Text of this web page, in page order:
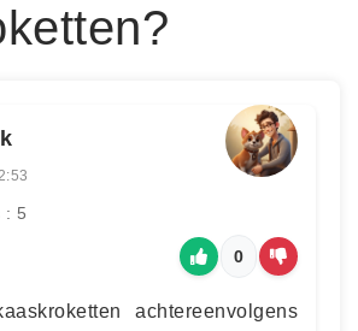
: 5
0
achtereenvolgens